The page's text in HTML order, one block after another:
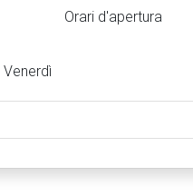
Orari d'apertura
Venerdì